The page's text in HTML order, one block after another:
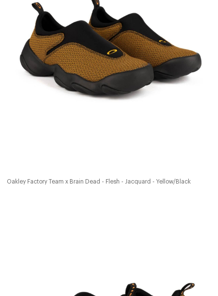
Oakley Factory Team x Brain Dead - Flesh - Jacquard - Yellow/Black